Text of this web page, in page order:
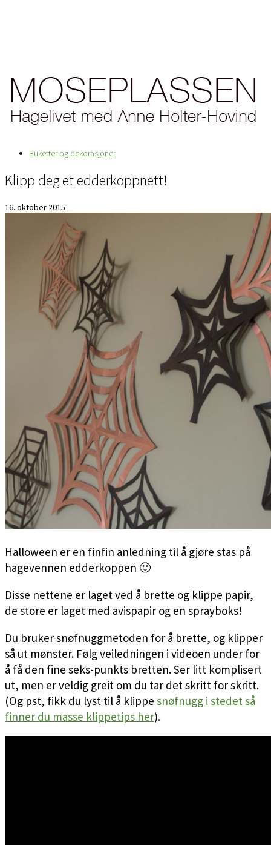
Buketter og dekorasjoner
Klipp deg et edderkoppnett!
16. oktober 2015
Halloween er en finfin anledning til å gjøre stas på
hagevennen edderkoppen 🙂
Disse nettene er laget ved å brette og klippe papir,
de store er laget med avispapir og en sprayboks!
Du bruker snøfnuggmetoden for å brette, og klipper
så ut mønster. Følg veiledningen i videoen under for
å få den fine seks-punkts bretten. Ser litt komplisert
ut, men er veldig greit om du tar det skritt for skritt.
(Og pst, fikk du lyst til å klippe snøfnugg i stedet så
finner du masse klippetips her).